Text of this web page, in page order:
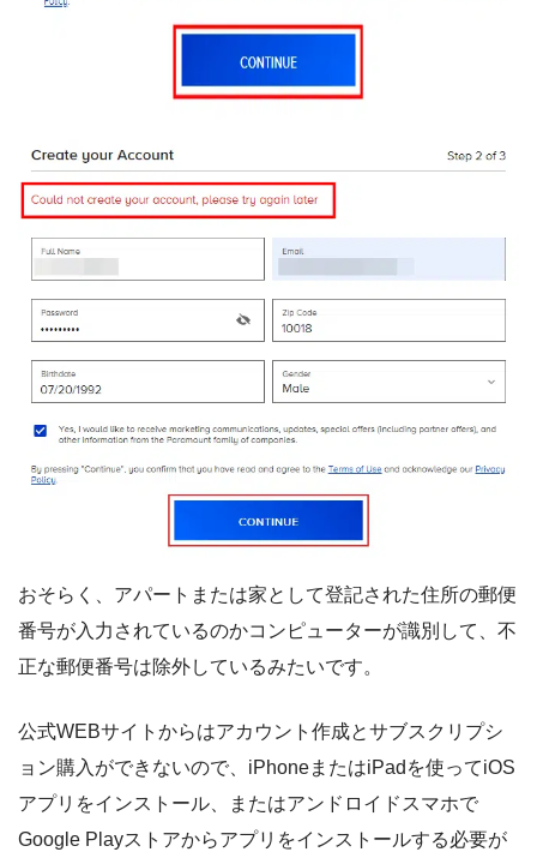
おそらく、アパートまたは家として登記された住所の郵便
番号が入力されているのかコンピューターが識別して、不
正な郵便番号は除外しているみたいです。
公式WEBサイトからはアカウント作成とサブスクリプシ
ョン購入ができないので、iPhoneまたはiPadを使ってiOS
アプリをインストール、またはアンドロイドスマホで
Google Playストアからアプリをインストールする必要が